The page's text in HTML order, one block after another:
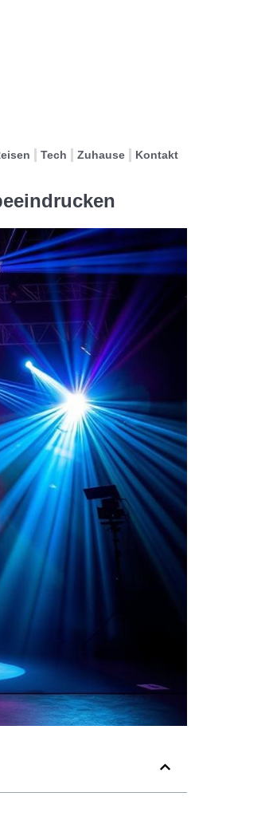
Tech Zuhause Kontakt